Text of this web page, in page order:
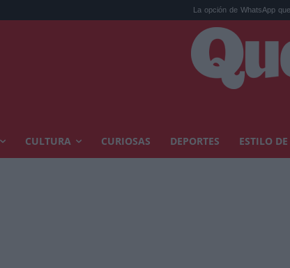
La opción de WhatsApp que debes
CULTURA CURIOSAS DEPORTES ESTILO